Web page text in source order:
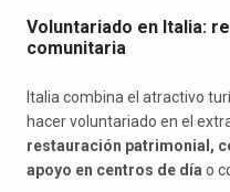
Voluntariado en Italia:
comunitaria
Italia combina el atractivo
hacer voluntariado en el
restauración patrimonial,
apoyo en centros de día o